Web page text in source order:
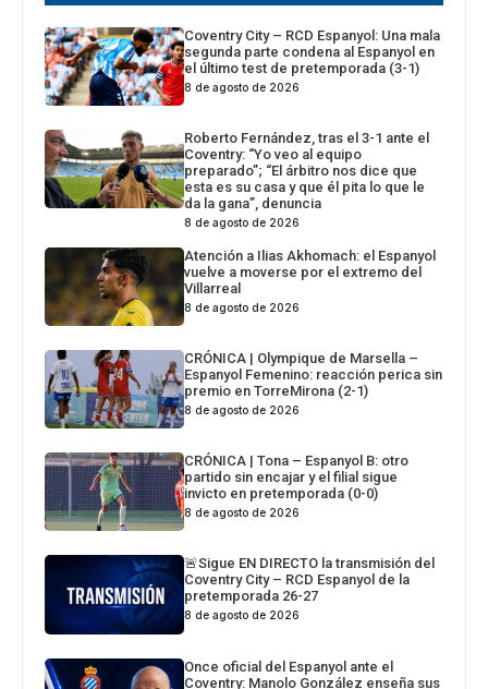
Coventry City – RCD Espanyol: Una mala
segunda parte condena al Espanyol en
el último test de pretemporada (3-1)
8 de agosto de 2026
Roberto Fernández, tras el 3-1 ante el
Coventry: “Yo veo al equipo
preparado”; “El árbitro nos dice que
esta es su casa y que él pita lo que le
da la gana”, denuncia
8 de agosto de 2026
Atención a Ilias Akhomach: el Espanyol
vuelve a moverse por el extremo del
Villarreal
8 de agosto de 2026
CRÓNICA | Olympique de Marsella –
Espanyol Femenino: reacción perica sin
premio en TorreMirona (2-1)
8 de agosto de 2026
CRÓNICA | Tona – Espanyol B: otro
partido sin encajar y el filial sigue
invicto en pretemporada (0-0)
8 de agosto de 2026
🚨Sigue EN DIRECTO la transmisión del
Coventry City – RCD Espanyol de la
pretemporada 26-27
8 de agosto de 2026
Once oficial del Espanyol ante el
Coventry: Manolo González enseña sus